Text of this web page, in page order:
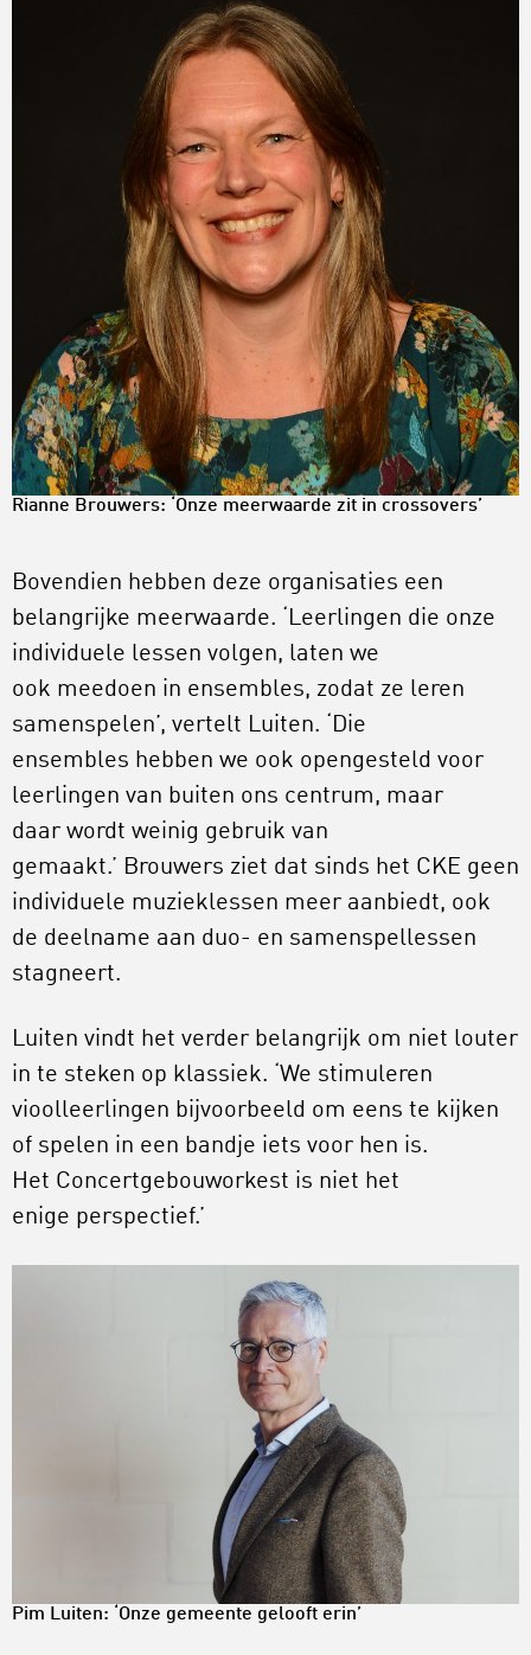
Rianne Brouwers: ‘Onze meerwaarde zit in crossovers’
Bovendien hebben deze organisaties een
belangrijke meerwaarde. ‘Leerlingen die onze
individuele lessen volgen, laten we
ook meedoen in ensembles, zodat ze leren
samenspelen’, vertelt Luiten. ‘Die
ensembles hebben we ook opengesteld voor
leerlingen van buiten ons centrum, maar
daar wordt weinig gebruik van
gemaakt.’ Brouwers ziet dat sinds het CKE geen
individuele muzieklessen meer aanbiedt, ook
de deelname aan duo- en samenspellessen
stagneert.
Luiten vindt het verder belangrijk om niet louter
in te steken op klassiek. ‘We stimuleren
vioolleerlingen bijvoorbeeld om eens te kijken
of spelen in een bandje iets voor hen is.
Het Concertgebouworkest is niet het
enige perspectief.’
Pim Luiten: ‘Onze gemeente gelooft erin’